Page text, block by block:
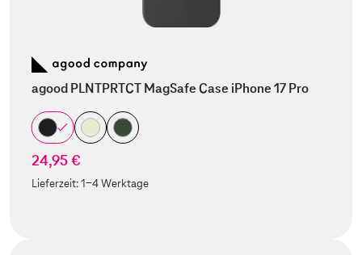
agood PLNTPRTCT MagSafe Case iPhone 17 Pro
24,95 €
Lieferzeit:1-4 Werktage